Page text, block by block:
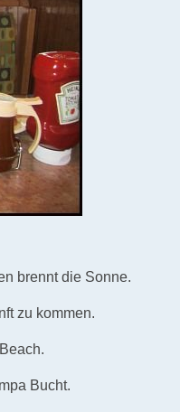
brennt die Sonne.
zu kommen.
Bucht.